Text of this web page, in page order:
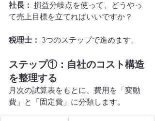
社長： 損益分岐点を使って、どうやっ
て売上目標を立てればいいですか？
税理士： 3つのステップで進めます。
ステップ①：自社のコスト構造
を整理する
月次の試算表をもとに、費用を「変動
費」と「固定費」に分類します。